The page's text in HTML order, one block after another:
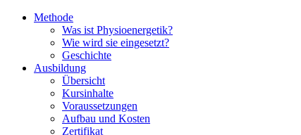
Methode
Was ist Physioenergetik?
Wie wird sie eingesetzt?
Geschichte
Ausbildung
Übersicht
Kursinhalte
Voraussetzungen
Aufbau und Kosten
Zertifikat